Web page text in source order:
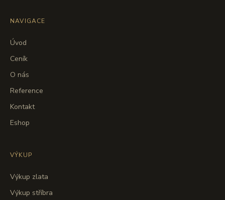
NAVIGACE
Úvod
Ceník
O nás
Reference
Kontakt
Eshop
VÝKUP
Výkup zlata
Výkup stříbra